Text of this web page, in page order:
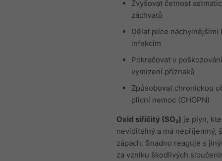
Zvyšovat četnost
záchvatů
Dělat plíce náchylnějšími
infekcím
Pokračovat v
vymizení příznaků
Způsobovat chronickou
plicní nemoc (CHOPN)
Oxid siřičitý (SO₂) je plyn,
neviditelný a má nepříjemný,
zápach. Snadno reaguje s
za vzniku škodlivých